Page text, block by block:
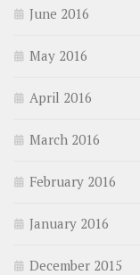
June 2016
May 2016
April 2016
March 2016
February 2016
January 2016
December 2015